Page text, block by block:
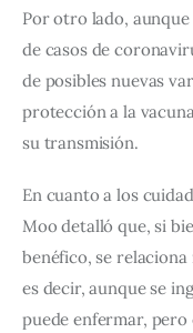
Por otro lado,
de casos de
de posibles nuevas
protección a la
su transmisión.
En cuanto a los
Moo detalló que, si
benéfico, se
es decir, aunque se
puede enfermar,